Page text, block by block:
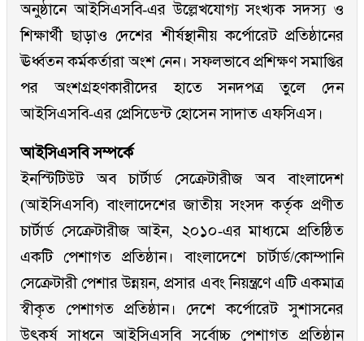
অনুষ্ঠানে আইসিএসবি-এর উল্লেখযোগ্য সংখ্যক সদস্য ও
শিক্ষার্থী ছাড়াও দেশের শীর্ষস্থানীয় কর্পোরেট প্রতিষ্ঠানের
ঊর্ধ্বতন কর্মকর্তারা অংশ নেন। সফলভাবে প্রশিক্ষণ সমাপ্তির
পর অংশগ্রহণকারীদের হাতে সনদপত্র তুলে দেন
আইসিএসবি-এর প্রেসিডেন্ট হোসেন সাদাত এফসিএস।
আইসিএসবি সম্পর্কে
ইনস্টিটিউট অব চার্টার্ড সেক্রেটারীজ অব বাংলাদেশ
(আইসিএসবি) বাংলাদেশের জাতীয় সংসদ কর্তৃক প্রণীত
চার্টার্ড সেক্রেটারীজ আইন, ২০১০-এর মাধ্যমে প্রতিষ্ঠিত
একটি পেশাগত প্রতিষ্ঠান। বাংলাদেশে চার্টার্ড/কোম্পানি
সেক্রেটারী পেশার উন্নয়ন, প্রসার এবং নিয়ন্ত্রণে এটি একমাত্র
স্বীকৃত পেশাগত প্রতিষ্ঠান। দেশে কর্পোরেট সুশাসনের
উৎকর্ষ সাধনে আইসিএসবি সর্বোচ্চ পেশাগত প্রতিষ্ঠান